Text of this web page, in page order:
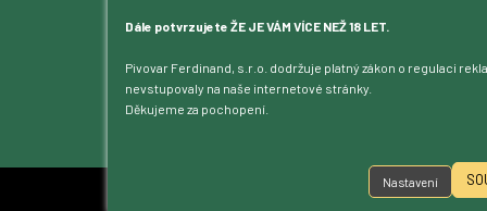
Dále potvrzujete ŽE JE VÁM VÍCE NEŽ 18 LET.
Pivovar Ferdinand, s.r.o. dodržuje platný zákon o regulaci
nevstupovaly na naše internetové stránky.
Děkujeme za pochopení.
Nastavení
Kontakt
Ke stažení
Přístupnost
Nastavení cookies